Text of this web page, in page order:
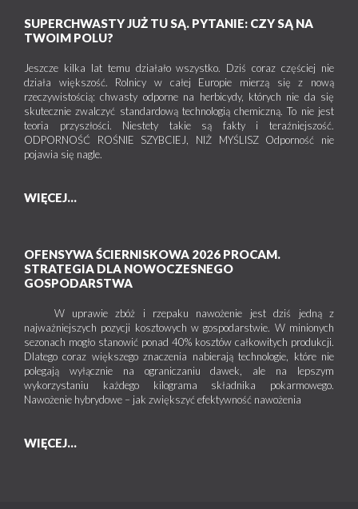
SUPERCHWASTY JUŻ TU SĄ. PYTANIE: CZY SĄ NA
TWOIM POLU?
Jeszcze kilka lat temu działało wszystko. Dziś coraz częściej nie
działa większość. Rolnicy w całej Europie mierzą się z nową
rzeczywistością: chwasty odporne na herbicydy, których nie da się
skutecznie zwalczyć standardową technologią chemiczną. To nie jest
teoria przyszłości. Niestety takie są fakty i teraźniejszość.
ODPORNOŚĆ ROŚNIE SZYBCIEJ, NIŻ MYŚLISZ Odporność nie
pojawia się nagle.
WIĘCEJ...
OFENSYWA ŚCIERNISKOWA 2026 PROCAM.
STRATEGIA DLA NOWOCZESNEGO
GOSPODARSTWA
W uprawie zbóż i rzepaku nawożenie jest dziś jedną z
najważniejszych pozycji kosztowych w gospodarstwie. W minionych
sezonach mogło stanowić ponad 40% kosztów całkowitych produkcji.
Dlatego coraz większego znaczenia nabierają technologie, które nie
polegają wyłącznie na ograniczaniu dawek, ale na lepszym
wykorzystaniu każdego kilograma składnika pokarmowego.
Nawożenie hybrydowe – jak zwiększyć efektywność nawożenia
WIĘCEJ...